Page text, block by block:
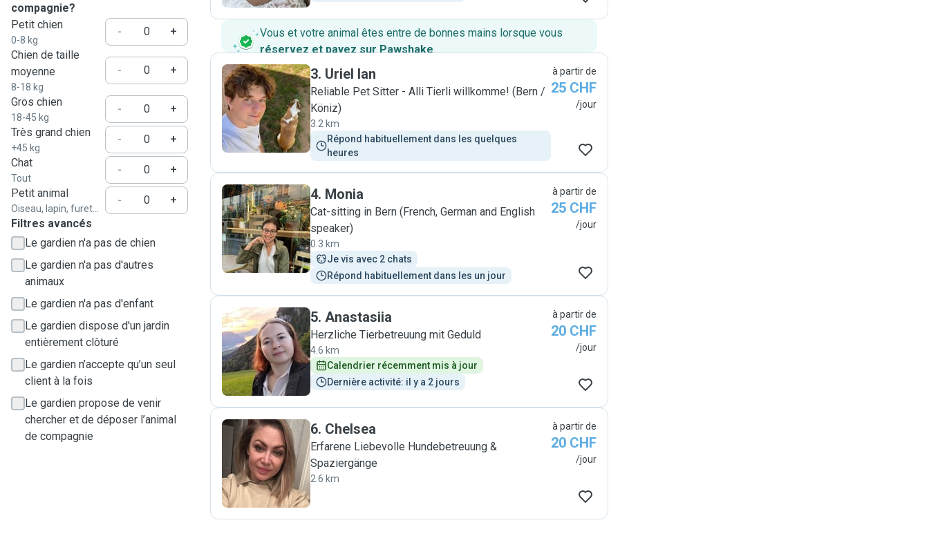
compagnie?
Petit chien
0-8 kg
-
+
Chien de taille
moyenne
8-18 kg
- +
Gros chien
18-45 kg
-
+
Très grand chien
+45 kg
-
+
Chat
Tout
-
+
Petit animal
Oiseau, lapin, furet...
-
+
Filtres avancés
Le gardien n'a pas de chien
Le gardien n'a pas d'autres
animaux
Le gardien n'a pas d'enfant
Le gardien dispose d'un jardin
entièrement clôturé
Le gardien n’accepte qu’un seul
client à la fois
Le gardien propose de venir
chercher et de déposer l’animal
de compagnie
Vous et votre animal êtes entre de bonnes mains lorsque vous
réservez et payez sur Pawshake.
U
3. Uriel Ian
Reliable Pet Sitter - Alli Tierli willkomme! (Bern /
Köniz)
3.2 km
Répond habituellement dans les quelques
heures
à partir de
25 CHF
/jour
M
4. Monia
Cat-sitting in Bern (French, German and English
speaker)
0.3 km
Je vis avec 2 chats
Répond habituellement dans les un jour
à partir de
25 CHF
/jour
A
5. Anastasiia
Herzliche Tierbetreuung mit Geduld
4.6 km
Calendrier récemment mis à jour
Dernière activité: il y a 2 jours
à partir de
20 CHF
/jour
C
6. Chelsea
Erfarene Liebevolle Hundebetreuung &
Spaziergänge
2.6 km
à partir de
20 CHF
/jour